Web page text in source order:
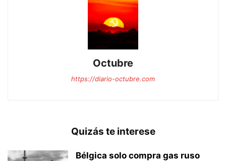
Octubre
https://diario-octubre.com
Quizás te interese
Bélgica solo compra gas ruso